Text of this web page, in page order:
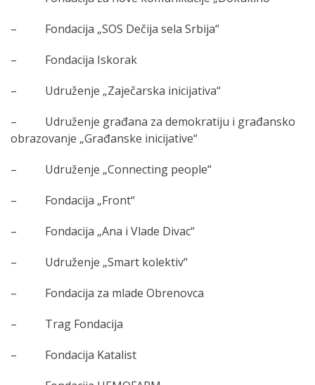
– Fondacija „SOS Dečija sela Srbija“
– Fondacija Iskorak
– Udruženje „Zaječarska inicijativa“
– Udruženje građana za demokratiju i građansko
obrazovanje „Građanske inicijative“
– Udruženje „Connecting people“
– Fondacija „Front“
– Fondacija „Ana i Vlade Divac“
– Udruženje „Smart kolektiv“
– Fondacija za mlade Obrenovca
– Trag Fondacija
– Fondacija Katalist